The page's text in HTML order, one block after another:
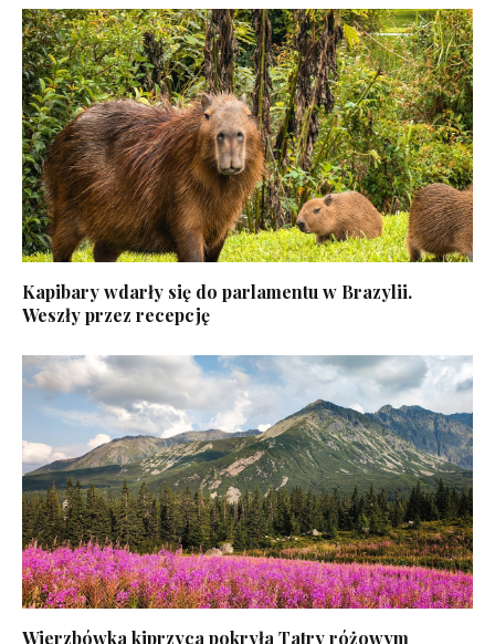
Kapibary wdarły się do parlamentu w Brazylii.
Weszły przez recepcję
Wierzbówka kiprzyca pokryła Tatry różowym